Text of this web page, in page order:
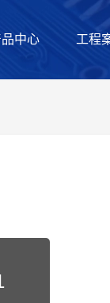
中心 工程